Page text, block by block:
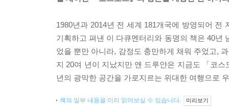
1980년과 2014년 전 세계 181개국에 방영되어
기획하고 펴낸 이 다큐멘터리와 동명의 책은 40년
었을 뿐만 아니라, 감정도 충만하게 채워 주었고,
지 20여 년이 지났지만 앤 드루얀은 지금도 「코
년의 광막한 공간을 가로지르는 위대한 여행으로
책의 일부 내용을 미리 읽어보실 수 있습니다. 미리보기